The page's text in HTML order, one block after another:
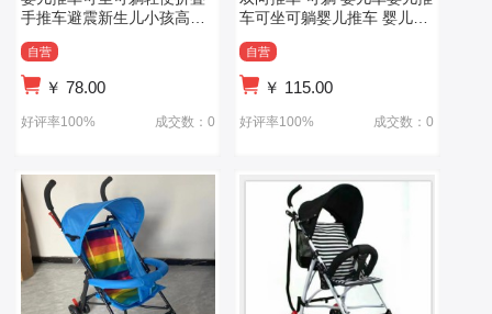
手推车避震新生儿小孩高景
自营
￥ 78.00
好评率100% 成交数：0
车可坐可躺婴儿推车 婴儿双
自营
￥ 115.00
好评率100% 成交数：0